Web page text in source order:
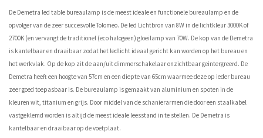
De Demetra led table bureaulamp is de meest ideale en functionele bureaulamp en de
opvolger van de zeer succesvolle Tolomeo. De led Lichtbron van 8W in de lichtkleur 3000K of
2700K (en vervangt de traditionel (eco halogeen) gloeilamp van 70W. De kop van de Demetra
is kantelbaar en draaibaar zodat het ledlicht ideaal gericht kan worden op het bureau en
het werkvlak. Op de kop zit de aan/uit dimmerschakelaar onzichtbaar geintergreerd. De
Demetra heeft een hoogte van 57cm en een diepte van 65cm waarmee deze op ieder bureau
zeer goed toepasbaar is. De bureaulamp is gemaakt van aluminium en spoten in de
kleuren wit, titanium en grijs. Door middel van de schanierarmen die door een staalkabel
vastgeklemd worden is altijd de meest ideale leesstand in te stellen. De Demetra is
kantelbaar en draaibaar op de voetplaat.